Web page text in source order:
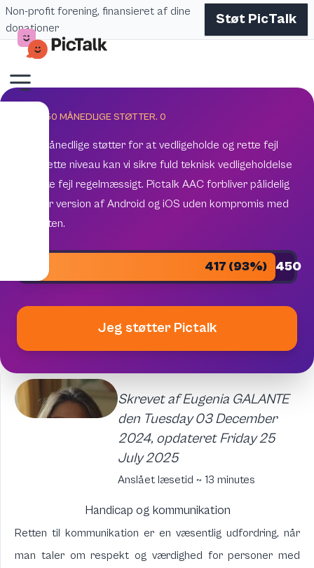
Non-profit forening, finansieret af dine
donationer
Støt PicTalk
MÅL 450 MÅNEDLIGE STØTTER. 0
450 månedlige støtter for at vedligeholde og rette fejl
Med dette niveau kan vi sikre fuld teknisk vedligeholdelse
og rette fejl regelmæssigt. Pictalk AAC forbliver pålidelig
på hver version af Android og iOS uden kompromis med
kvaliteten.
417 (93%) 450
Jeg støtter Pictalk
Skrevet af Eugenia GALANTE
den Tuesday 03 December
2024, opdateret Friday 25
July 2025
Anslået læsetid ~ 13 minutes
Handicap og kommunikation
Retten til kommunikation er en væsentlig udfordring, når
man taler om respekt og værdighed for personer med